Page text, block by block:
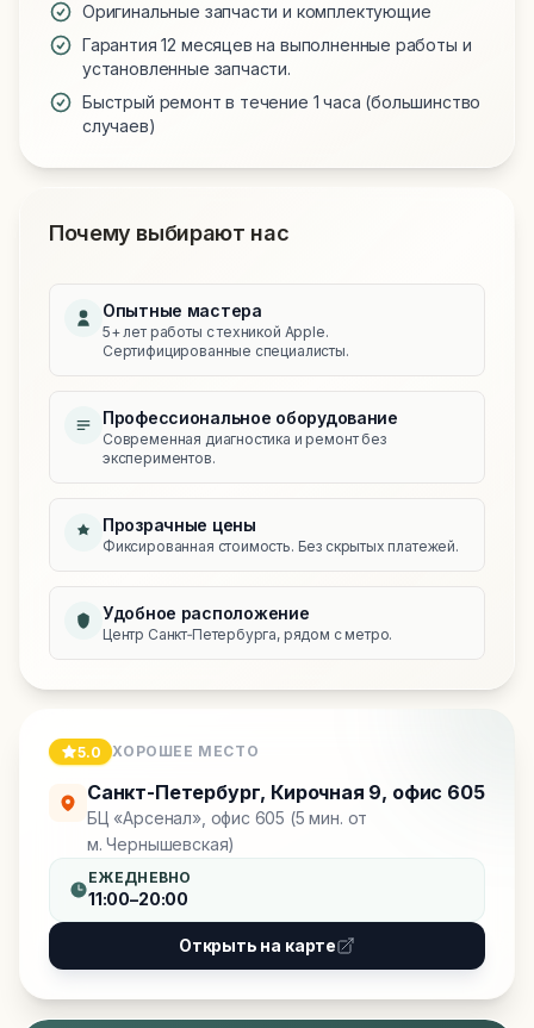
Оригинальные запчасти и комплектующие
Гарантия 12 месяцев на выполненные работы и
установленные запчасти.
Быстрый ремонт в течение 1 часа (большинство
случаев)
Почему выбирают нас
Опытные мастера
5+ лет работы с техникой Apple.
Сертифицированные специалисты.
Профессиональное оборудование
Современная диагностика и ремонт без
экспериментов.
Прозрачные цены
Фиксированная стоимость. Без скрытых платежей.
Удобное расположение
Центр Санкт‑Петербурга, рядом с метро.
5.0 ХОРОШЕЕ МЕСТО
Санкт-Петербург, Кирочная 9, офис 605
БЦ «Арсенал», офис 605 (5 мин. от
м. Чернышевская)
ЕЖЕДНЕВНО
11:00–20:00
Открыть на карте